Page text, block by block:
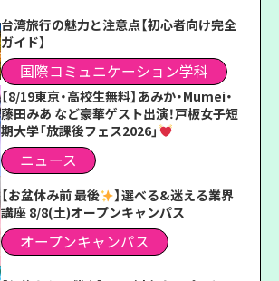
台湾旅行の魅力と注意点【初心者向け完全
ガイド】
国際コミュニケーション学科
【8/19東京・高校生無料】あみか・Mumei・
藤田みあ など豪華ゲスト出演！戸板女子短
期大学「放課後フェス2026」
ニュース
【お盆休み前 最後
】選べる&迷える業界
講座 8/8(土)オープンキャンパス
オープンキャンパス